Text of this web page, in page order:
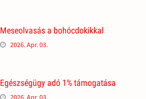
Meseolvasás a bohócdokikkal
2026. Apr. 03.
Egészségügy adó 1% támogatása
2026. Apr. 03.